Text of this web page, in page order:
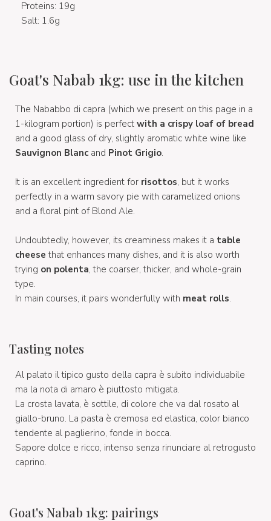
Proteins: 19g
Salt: 1.6g
Goat's Nabab 1kg: use in the kitchen
The Nababbo di capra (which we present on this page in a
1-kilogram portion) is perfect with a crispy loaf of bread
and a good glass of dry, slightly aromatic white wine like
Sauvignon Blanc and Pinot Grigio.
It is an excellent ingredient for risottos, but it works
perfectly in a warm savory pie with caramelized onions
and a floral pint of Blond Ale.
Undoubtedly, however, its creaminess makes it a table
cheese that enhances many dishes, and it is also worth
trying on polenta, the coarser, thicker, and whole-grain
type.
In main courses, it pairs wonderfully with meat rolls.
Tasting notes
Al palato il tipico gusto della capra è subito individuabile
ma la nota di amaro è piuttosto mitigata.
La crosta lavata, è sottile, di colore che va dal rosato al
giallo-bruno. La pasta è cremosa ed elastica, color bianco
tendente al paglierino, fonde in bocca.
Sapore dolce e ricco, intenso senza rinunciare al retrogusto
caprino.
Goat's Nabab 1kg: pairings